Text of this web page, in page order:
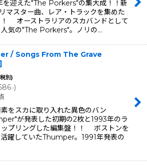
を迎えた"The Porkers"の集大成！！新
マスター曲、レア・トラックを集めた
！ オーストラリアのスカバンドとして
人気の"The Porkers"。ノリの…
/ Songs From The Grave
]
別)
.-)
をスカに取り入れた異色のバン
が発表した初期の2枚と1993年のラ
ップリングした編集盤！！ ボストンを
躍していたThumper。1991年発表の